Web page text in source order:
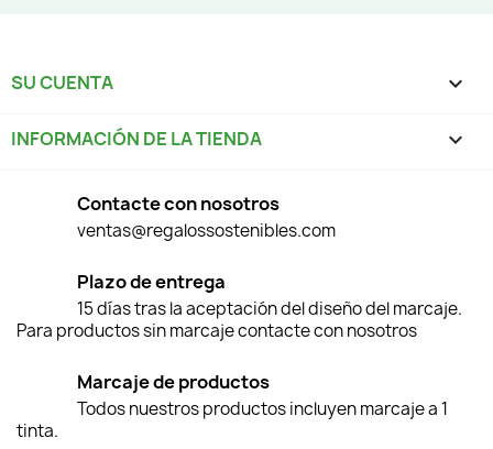
SU CUENTA 
INFORMACIÓN DE LA TIENDA keyboard_arrow_down
Contacte con nosotros
ventas@regalossostenibles.com
Plazo de entrega
15 días tras la aceptación del diseño del marcaje.
Para productos sin marcaje contacte con nosotros
Marcaje de productos
Todos nuestros productos incluyen marcaje a 1
tinta.